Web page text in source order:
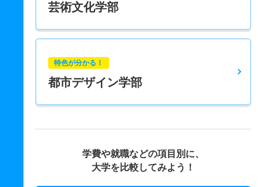
芸術文化学部
特色が分かる！
都市デザイン学部
学費や就職などの項目別に、
大学を比較してみよう！